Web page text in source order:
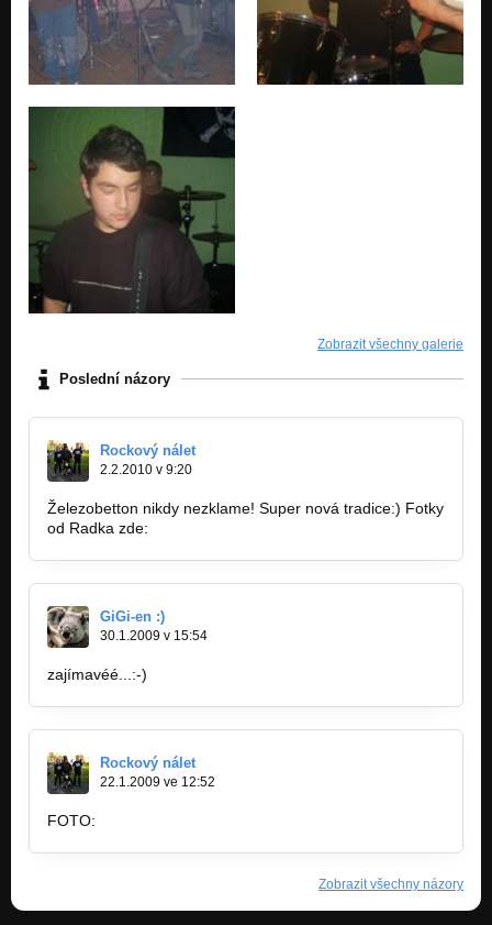
Zobrazit všechny galerie
Poslední názory
Rockový nálet
2.2.2010 v 9:20
Železobetton nikdy nezklame! Super nová tradice:) Fotky
od Radka zde:
GiGi-en :)
30.1.2009 v 15:54
zajímavéé...:-)
Rockový nálet
22.1.2009 ve 12:52
FOTO:
Zobrazit všechny názory